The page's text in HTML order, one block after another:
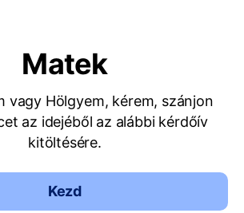
Matek
vagy Hölgyem, kérem, szánjon
az idejéből az alábbi kérdőív
kitöltésére.
Kezd